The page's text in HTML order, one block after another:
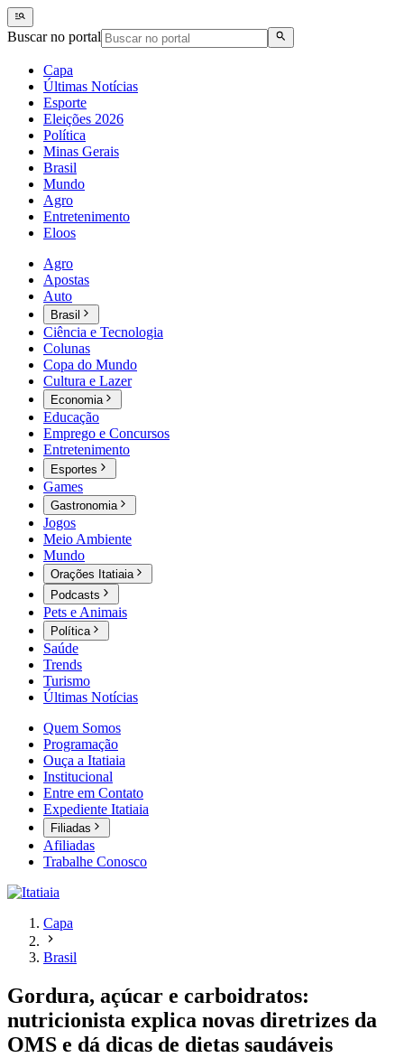
Buscar no portal
Capa
Últimas Notícias
Esporte
Eleições 2026
Política
Minas Gerais
Brasil
Mundo
Agro
Entretenimento
Eloos
Agro
Apostas
Auto
Brasil
Ciência e Tecnologia
Colunas
Copa do Mundo
Cultura e Lazer
Economia
Educação
Emprego e Concursos
Entretenimento
Esportes
Games
Gastronomia
Jogos
Meio Ambiente
Mundo
Orações Itatiaia
Podcasts
Pets e Animais
Política
Saúde
Trends
Turismo
Últimas Notícias
Quem Somos
Programação
Ouça a Itatiaia
Institucional
Entre em Contato
Expediente Itatiaia
Filiadas
Afiliadas
Trabalhe Conosco
Capa
Brasil
Gordura, açúcar e carboidratos:
nutricionista explica novas diretrizes da
OMS e dá dicas de dietas saudáveis